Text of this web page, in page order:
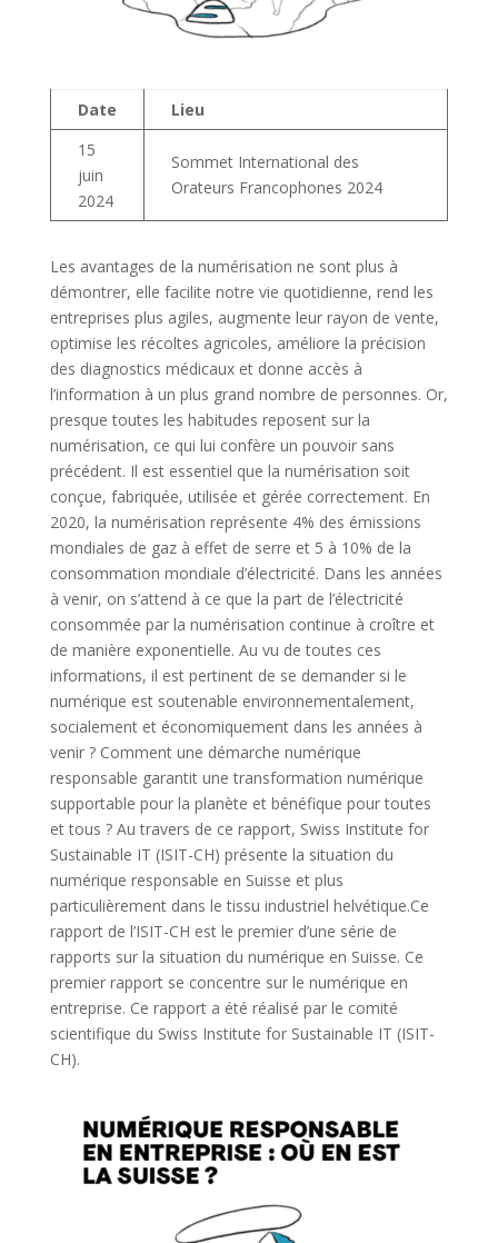
Date
Lieu
15
juin
2024
Sommet International des
Orateurs Francophones 2024
Les avantages de la numérisation ne sont plus à
démontrer, elle facilite notre vie quotidienne, rend les
entreprises plus agiles, augmente leur rayon de vente,
optimise les récoltes agricoles, améliore la précision
des diagnostics médicaux et donne accès à
l’information à un plus grand nombre de personnes. Or,
presque toutes les habitudes reposent sur la
numérisation, ce qui lui confère un pouvoir sans
précédent. Il est essentiel que la numérisation soit
conçue, fabriquée, utilisée et gérée correctement. En
2020, la numérisation représente 4% des émissions
mondiales de gaz à effet de serre et 5 à 10% de la
consommation mondiale d’électricité. Dans les années
à venir, on s’attend à ce que la part de l’électricité
consommée par la numérisation continue à croître et
de manière exponentielle. Au vu de toutes ces
informations, il est pertinent de se demander si le
numérique est soutenable environnementalement,
socialement et économiquement dans les années à
venir ? Comment une démarche numérique
responsable garantit une transformation numérique
supportable pour la planète et bénéfique pour toutes
et tous ? Au travers de ce rapport, Swiss Institute for
Sustainable IT (ISIT-CH) présente la situation du
numérique responsable en Suisse et plus
particulièrement dans le tissu industriel helvétique.Ce
rapport de l’ISIT-CH est le premier d’une série de
rapports sur la situation du numérique en Suisse. Ce
premier rapport se concentre sur le numérique en
entreprise. Ce rapport a été réalisé par le comité
scientifique du Swiss Institute for Sustainable IT (ISIT-
CH).